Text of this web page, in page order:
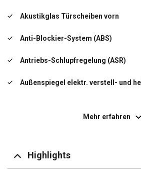
Akustikglas Türscheiben vorn
Anti-Blockier-System (ABS)
Antriebs-Schlupfregelung (ASR)
Außenspiegel elektr. verstell- und
(Frontradar-Assistent)
Multikollisionsbremse (Multi
Mehr erfahren
Highlights